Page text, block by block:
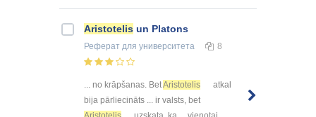
Aristotelis un Platons
Реферат для университета 8
... no krāpšanas. BetAristotelis
atkal
bija pārliecināts ... ir valsts, bet